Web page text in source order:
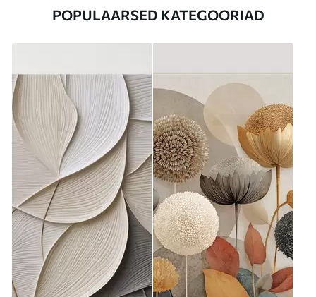
POPULAARSED KATEGOORIAD